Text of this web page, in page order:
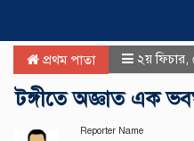
প্রথম পাতা ২য় ফিচার
টঙ্গীতে অজ্ঞাত এক
Reporter Name